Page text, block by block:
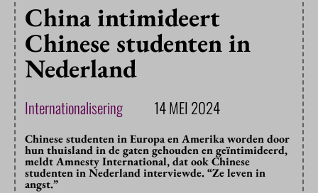
China intimideert
Chinese studenten in
Nederland
Internationalisering 14 MEI 2024
Chinese studenten in Europa en Amerika worden door
hun thuisland in de gaten gehouden en geïntimideerd,
meldt Amnesty International, dat ook Chinese
studenten in Nederland interviewde. “Ze leven in
angst.”